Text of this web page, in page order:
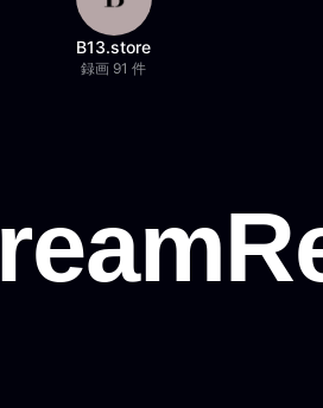
B13.store
録画 91 件